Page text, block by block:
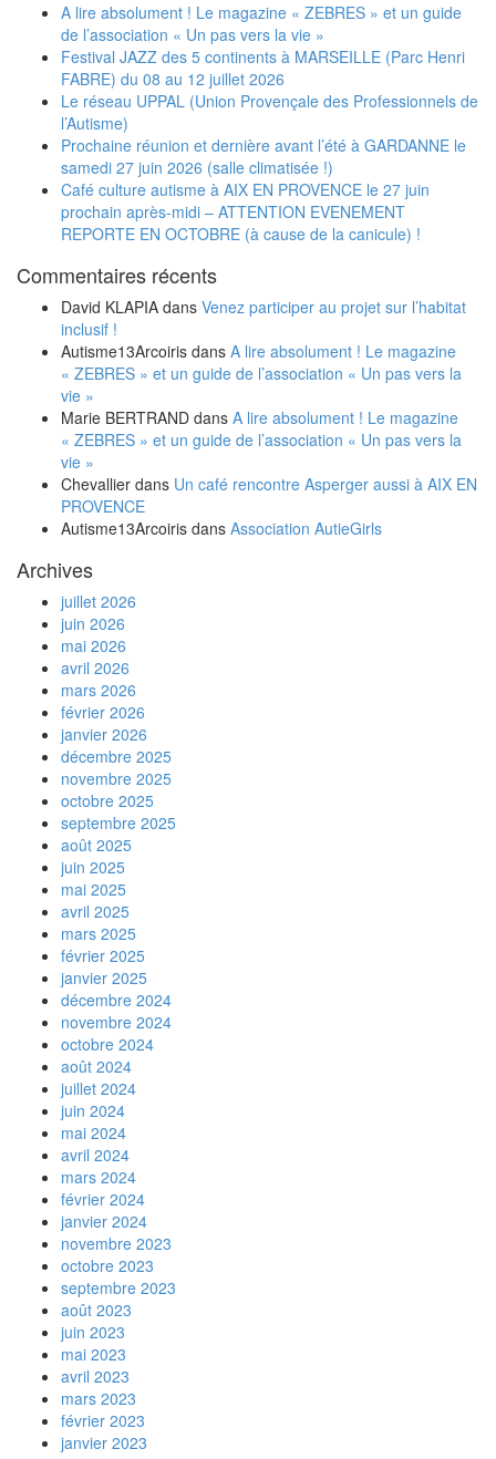
A lire absolument ! Le magazine « ZEBRES » et un guide
de l’association « Un pas vers la vie »
Festival JAZZ des 5 continents à MARSEILLE (Parc Henri
FABRE) du 08 au 12 juillet 2026
Le réseau UPPAL (Union Provençale des Professionnels de
l’Autisme)
Prochaine réunion et dernière avant l’été à GARDANNE le
samedi 27 juin 2026 (salle climatisée !)
Café culture autisme à AIX EN PROVENCE le 27 juin
prochain après-midi – ATTENTION EVENEMENT
REPORTE EN OCTOBRE (à cause de la canicule) !
Commentaires récents
David KLAPIA dans Venez participer au projet sur l’habitat
inclusif !
Autisme13Arcoiris dans A lire absolument ! Le magazine
« ZEBRES » et un guide de l’association « Un pas vers la
vie »
Marie BERTRAND dans A lire absolument ! Le magazine
« ZEBRES » et un guide de l’association « Un pas vers la
vie »
Chevallier dans Un café rencontre Asperger aussi à AIX EN
PROVENCE
Autisme13Arcoiris dans Association AutieGirls
Archives
juillet 2026
juin 2026
mai 2026
avril 2026
mars 2026
février 2026
janvier 2026
décembre 2025
novembre 2025
octobre 2025
septembre 2025
août 2025
juin 2025
mai 2025
avril 2025
mars 2025
février 2025
janvier 2025
décembre 2024
novembre 2024
octobre 2024
août 2024
juillet 2024
juin 2024
mai 2024
avril 2024
mars 2024
février 2024
janvier 2024
novembre 2023
octobre 2023
septembre 2023
août 2023
juin 2023
mai 2023
avril 2023
mars 2023
février 2023
janvier 2023